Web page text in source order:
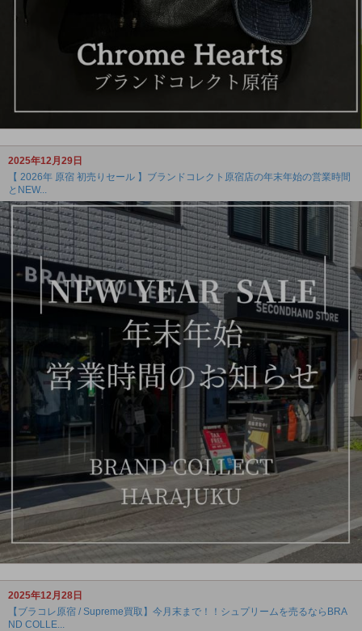
2025年12月29日
【 2026年 原宿 初売りセール 】ブランドコレクト原宿店の年末年始の営業時間
とNEW...
2025年12月28日
【ブラコレ原宿 / Supreme買取】今月末まで！！シュプリームを売るならBRA
ND COLLE...